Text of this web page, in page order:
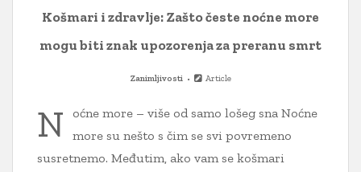
Košmari i zdravlje: Zašto česte noćne more
mogu biti znak upozorenja za preranu smrt
Zanimljivosti Article
N
oćne more – više od samo lošeg sna Noćne
more su nešto s čim se svi povremeno
susretnemo. Međutim, ako vam se košmari